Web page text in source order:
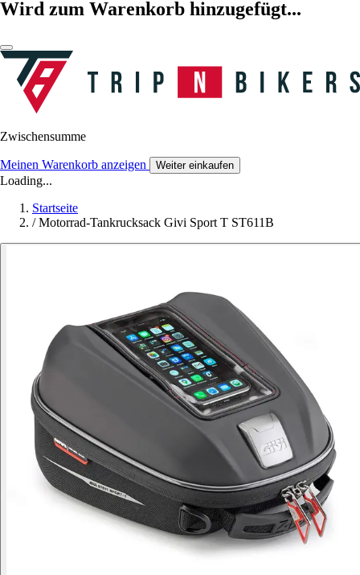
Wird zum Warenkorb hinzugefügt...
Zwischensumme
Meinen Warenkorb anzeigen Weiter einkaufen
Loading...
Startseite
/ Motorrad-Tankrucksack Givi Sport T ST611B